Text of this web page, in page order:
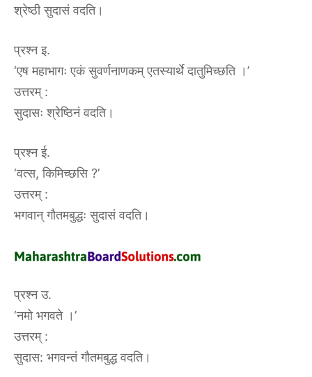
श्रेष्ठी सुदासं वदति।
प्रश्न इ.
‘एष महाभागः एकं सुवर्णनाणकम् एतस्यार्थे दातुमिच्छति ।’
उत्तरम्‌ :‌
सुदासः श्रेष्ठिनं वदति।
प्रश्न ई.
‘वत्स, किमिच्छसि ?’
उत्तरम्‌ :‌
भगवान् गौतमबुद्धः सुदासं वदति।
प्रश्न उ.
‘नमो भगवते ।’
उत्तरम्‌ :‌
सुदास: भगवन्तं गौतमबुद्ध वदति।